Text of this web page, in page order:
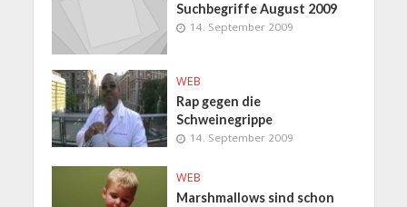
Suchbegriffe August 2009
14. September 2009
WEB
Rap gegen die
Schweinegrippe
14. September 2009
WEB
Marshmallows sind schon